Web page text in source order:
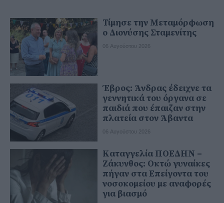
Τίμησε την Μεταμόρφωση
ο Διονύσης Σταμενίτης
06 Αυγούστου 2026
Έβρος: Άνδρας έδειχνε τα
γεννητικά του όργανα σε
παιδιά που έπαιζαν στην
πλατεία στον Άβαντα
06 Αυγούστου 2026
Καταγγελία ΠΟΕΔΗΝ –
Ζάκυνθος: Οκτώ γυναίκες
πήγαν στα Επείγοντα του
νοσοκομείου με αναφορές
για βιασμό